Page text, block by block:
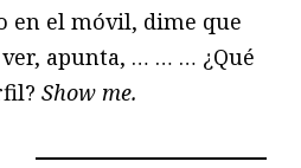
en el móvil, dime que
apunta, … … … ¿Qué
Show me.